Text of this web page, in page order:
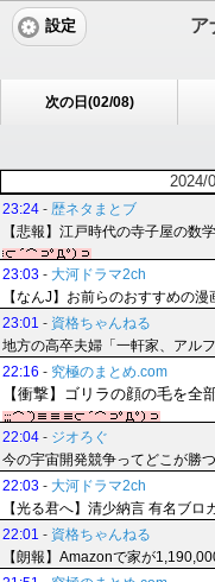
ア
設定
次の日(02/08)
2024/
23:24 - 歴ネタまとブ
【悲報】江戸時代の寺子屋の数
23:03 - 大河ドラマ2ch
【なんJ】お前らのおすすめの
23:01 - 資格ちゃんねる
地方の高卒夫婦「一軒家、アル
22:16 - 究極のまとめ.com
【衝撃】ゴリラの顔の毛を
22:04 - ジオろぐ
今の宇宙開発競争ってどこが勝
22:03 - 大河ドラマ2ch
【光る君へ】清少納言 有名ブ
22:01 - 資格ちゃんねる
【朗報】Amazonで家が